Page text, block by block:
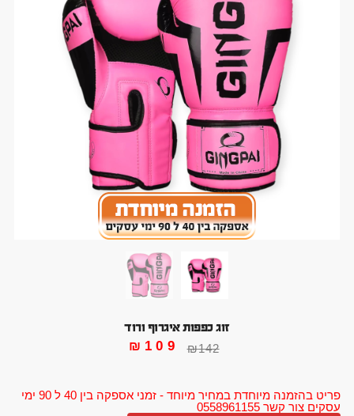
פריט בהזמנה מיוחדת במחיר מיוחד - זמני אספקה בין 40 ל 90 ימי
עסקים צור קשר 0558961155
זוג כפפות איגרוף ורוד
₪142
₪ 109